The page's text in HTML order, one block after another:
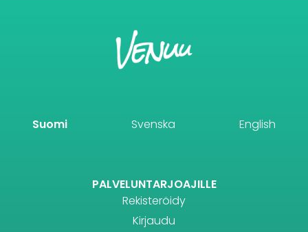
Suomi Svenska English
PALVELUNTARJOAJILLE
Rekisteröidy
Kirjaudu